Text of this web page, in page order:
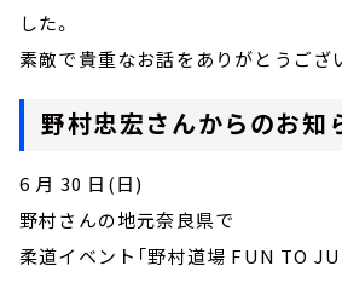
した。
素敵で貴重なお話をありがとうござ
野村忠宏さんからのお知
6 月 30 日(日)
野村さんの地元奈良県で
柔道イベント「野村道場 FUN TO